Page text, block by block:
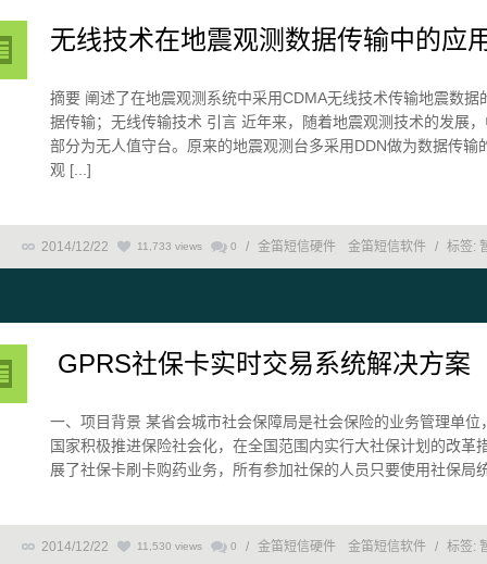
无线技术在地震观测数据传输中的应
摘要 阐述了在地震观测系统中采用CDMA无线技术传输地震数
据传输；无线传输技术 引言 近年来，随着地震观测技术的发展
部分为无人值守台。原来的地震观测台多采用DDN做为数据传
观 [...]
2014/12/22 11,733 views 0 / 金笛短信硬件 金笛短信软件 / 标签:
GPRS社保卡实时交易系统解决方案
一、项目背景 某省会城市社会保障局是社会保险的业务管理单
国家积极推进保险社会化，在全国范围内实行大社保计划的改
展了社保卡刷卡购药业务，所有参加社保的人员只要使用社保
2014/12/22 11,530 views 0 / 金笛短信硬件 金笛短信软件 / 标签: